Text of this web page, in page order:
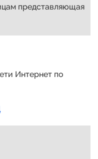
представляющая
Интернет по